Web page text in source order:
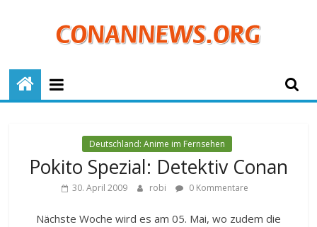
ConanNews.org
Deutschland: Anime im Fernsehen
Pokito Spezial: Detektiv Conan
30. April 2009 robi 0 Kommentare
Nächste Woche wird es am 05. Mai, wo zudem die